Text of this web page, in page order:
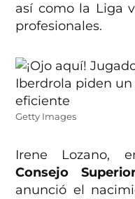
así como la Liga
profesionales.
Getty Images
Irene Lozano,
Consejo
anunció el